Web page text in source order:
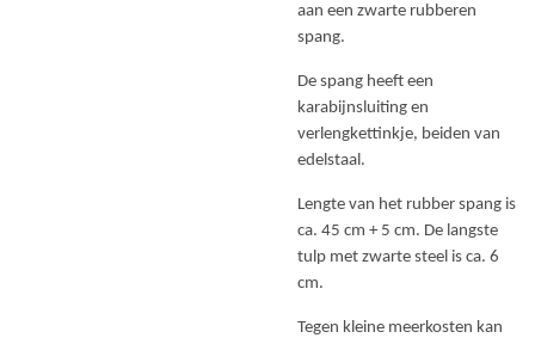
aan een zwarte rubberen
spang.
De spang heeft een
karabijnsluiting en
verlengkettinkje, beiden van
edelstaal.
Lengte van het rubber spang is
ca. 45 cm + 5 cm. De langste
tulp met zwarte steel is ca. 6
cm.
Tegen kleine meerkosten kan